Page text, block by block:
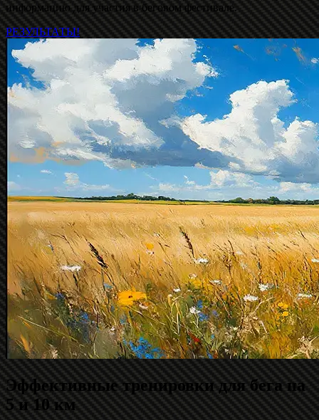
информацию для участия в беговом фестивале.
РЕЗУЛЬТАТЫ!
Эффективные тренировки для бега на
5 и 10 км